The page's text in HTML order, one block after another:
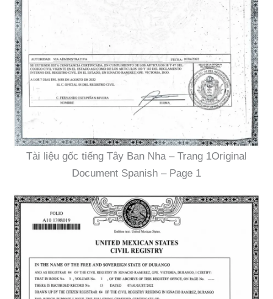
Tài liệu gốc tiếng Tây Ban Nha – Trang 1Original
Document Spanish – Page 1